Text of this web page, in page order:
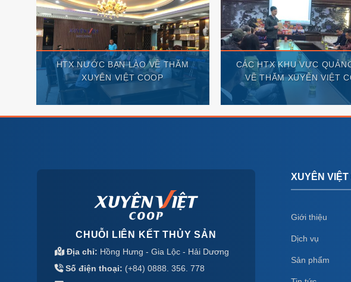
HTX NƯỚC BẠN LÀO VỀ THĂM
XUYÊN VIỆT COOP
CÁC HTX KHU VỰC
VỀ THĂM XUYÊN VIỆT
CHUỖI LIÊN KẾT THỦY SẢN
Địa chỉ: Hồng Hưng - Gia Lộc - Hải Dương
Số điện thoại: (+84) 0888. 356. 778
XUYÊN VIỆT
Giới thiệu
Dịch vụ
Sản phẩm